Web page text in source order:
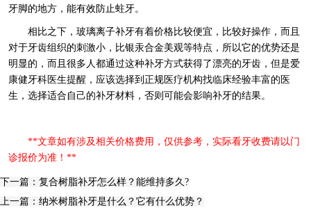
牙脚的地方，能有效防止蛀牙。
相比之下，玻璃离子补牙有着价格比较便宜，比较好操作，而且
对于牙齿组织的刺激小，比银汞合金美观等特点，所以它的优势还是
明显的，而且很多人都通过这种补牙方式获得了漂亮的牙齿，但是爱
康健牙科医生提醒，应该选择到正规医疗机构找临床经验丰富的医
生，选择适合自己的补牙材料，否则可能会影响补牙的结果。
**文章如有涉及相关价格费用，仅供参考，实际看牙收费请以门
诊报价为准！**
下一篇：复合树脂补牙怎么样？能维持多久?
上一篇：纳米树脂补牙是什么？它有什么优势？